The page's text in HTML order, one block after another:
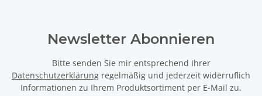
Newsletter Abonnieren
Bitte senden Sie mir entsprechend Ihrer
Datenschutzerklärung regelmäßig und jederzeit widerruflich
Informationen zu Ihrem Produktsortiment per E-Mail zu.